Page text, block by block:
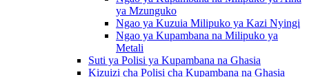
ya Mzunguko
Ngao ya Kuzuia Milipuko ya Kazi Nyingi
Ngao ya Kupambana na Milipuko ya
Metali
Suti ya Polisi ya Kupambana na Ghasia
Kizuizi cha Polisi cha Kupambana na Ghasia